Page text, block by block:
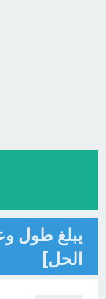
يبلغ طول
الحل]